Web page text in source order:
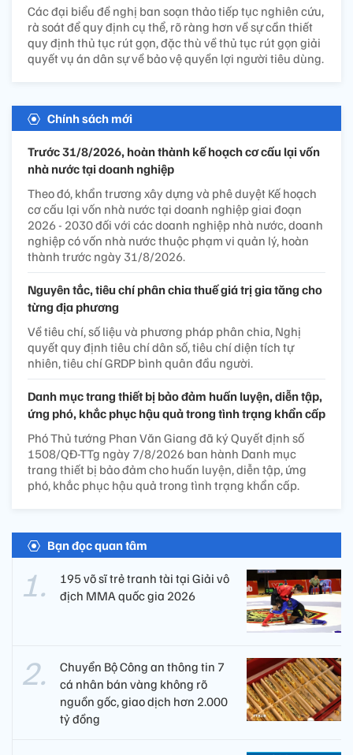
Các đại biểu đề nghị ban soạn thảo tiếp tục nghiên cứu,
rà soát để quy định cụ thể, rõ ràng hơn về sự cần thiết
quy định thủ tục rút gọn, đặc thù về thủ tục rút gọn giải
quyết vụ án dân sự về bảo vệ quyền lợi người tiêu dùng.
Chính sách mới
Trước 31/8/2026, hoàn thành kế hoạch cơ cấu lại vốn
nhà nước tại doanh nghiệp
Theo đó, khẩn trương xây dựng và phê duyệt Kế hoạch
cơ cấu lại vốn nhà nước tại doanh nghiệp giai đoạn
2026 - 2030 đối với các doanh nghiệp nhà nước, doanh
nghiệp có vốn nhà nước thuộc phạm vi quản lý, hoàn
thành trước ngày 31/8/2026.
Nguyên tắc, tiêu chí phân chia thuế giá trị gia tăng cho
từng địa phương
Về tiêu chí, số liệu và phương pháp phân chia, Nghị
quyết quy định tiêu chí dân số, tiêu chí diện tích tự
nhiên, tiêu chí GRDP bình quân đầu người.
Danh mục trang thiết bị bảo đảm huấn luyện, diễn tập,
ứng phó, khắc phục hậu quả trong tình trạng khẩn cấp
Phó Thủ tướng Phan Văn Giang đã ký Quyết định số
1508/QĐ-TTg ngày 7/8/2026 ban hành Danh mục
trang thiết bị bảo đảm cho huấn luyện, diễn tập, ứng
phó, khắc phục hậu quả trong tình trạng khẩn cấp.
Bạn đọc quan tâm
195 võ sĩ trẻ tranh tài tại Giải vô
địch MMA quốc gia 2026
Chuyển Bộ Công an thông tin 7
cá nhân bán vàng không rõ
nguồn gốc, giao dịch hơn 2.000
tỷ đồng